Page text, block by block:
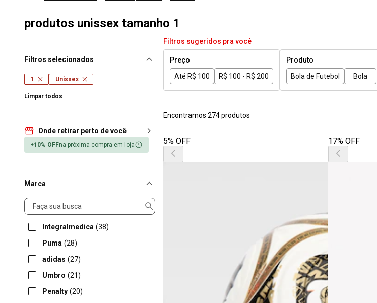
produtos unissex tamanho 1
Filtros selecionados
1 Unissex
Limpar todos
Onde retirar perto de você
+10% OFFna próxima compra em loja
Marca
Marca
Integralmedica (38)
Puma (28)
adidas (27)
Umbro (21)
Penalty (20)
Filtros sugeridos pra você
Preço
Até R$ 100
R$ 100 - R$ 200
Produto
Bola de Futebol
Bola
Encontramos 274 produtos
5% OFF 17% OFF